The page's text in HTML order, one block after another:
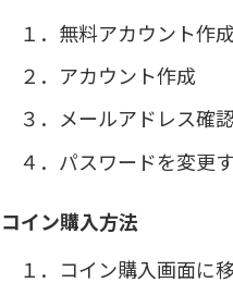
１．無料アカウント作
２．アカウント作成
３．メールアドレス確
４．パスワードを変更
コイン購入方法
１．コイン購入画面に